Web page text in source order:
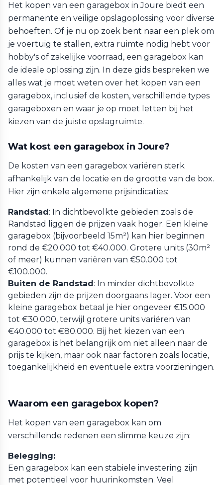
Het kopen van een garagebox in Joure biedt een
permanente en veilige opslagoplossing voor diverse
behoeften. Of je nu op zoek bent naar een plek om
je voertuig te stallen, extra ruimte nodig hebt voor
hobby's of zakelijke voorraad, een garagebox kan
de ideale oplossing zijn. In deze gids bespreken we
alles wat je moet weten over het kopen van een
garagebox, inclusief de kosten, verschillende types
garageboxen en waar je op moet letten bij het
kiezen van de juiste opslagruimte.
Wat kost een garagebox in Joure?
De kosten van een garagebox variëren sterk
afhankelijk van de locatie en de grootte van de box.
Hier zijn enkele algemene prijsindicaties:
Randstad: In dichtbevolkte gebieden zoals de
Randstad liggen de prijzen vaak hoger. Een kleine
garagebox (bijvoorbeeld 15m²) kan hier beginnen
rond de €20.000 tot €40.000. Grotere units (30m²
of meer) kunnen variëren van €50.000 tot
€100.000.
Buiten de Randstad: In minder dichtbevolkte
gebieden zijn de prijzen doorgaans lager. Voor een
kleine garagebox betaal je hier ongeveer €15.000
tot €30.000, terwijl grotere units variëren van
€40.000 tot €80.000. Bij het kiezen van een
garagebox is het belangrijk om niet alleen naar de
prijs te kijken, maar ook naar factoren zoals locatie,
toegankelijkheid en eventuele extra voorzieningen.
Waarom een garagebox kopen?
Het kopen van een garagebox kan om
verschillende redenen een slimme keuze zijn:
Belegging:
Een garagebox kan een stabiele investering zijn
met potentieel voor huurinkomsten. Veel